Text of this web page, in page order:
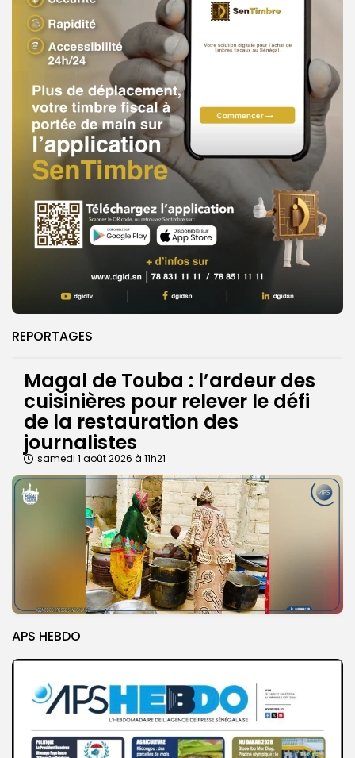
REPORTAGES
Magal de Touba : l’ardeur des
cuisinières pour relever le défi
de la restauration des
journalistes
samedi 1 août 2026 à 11h21
APS HEBDO